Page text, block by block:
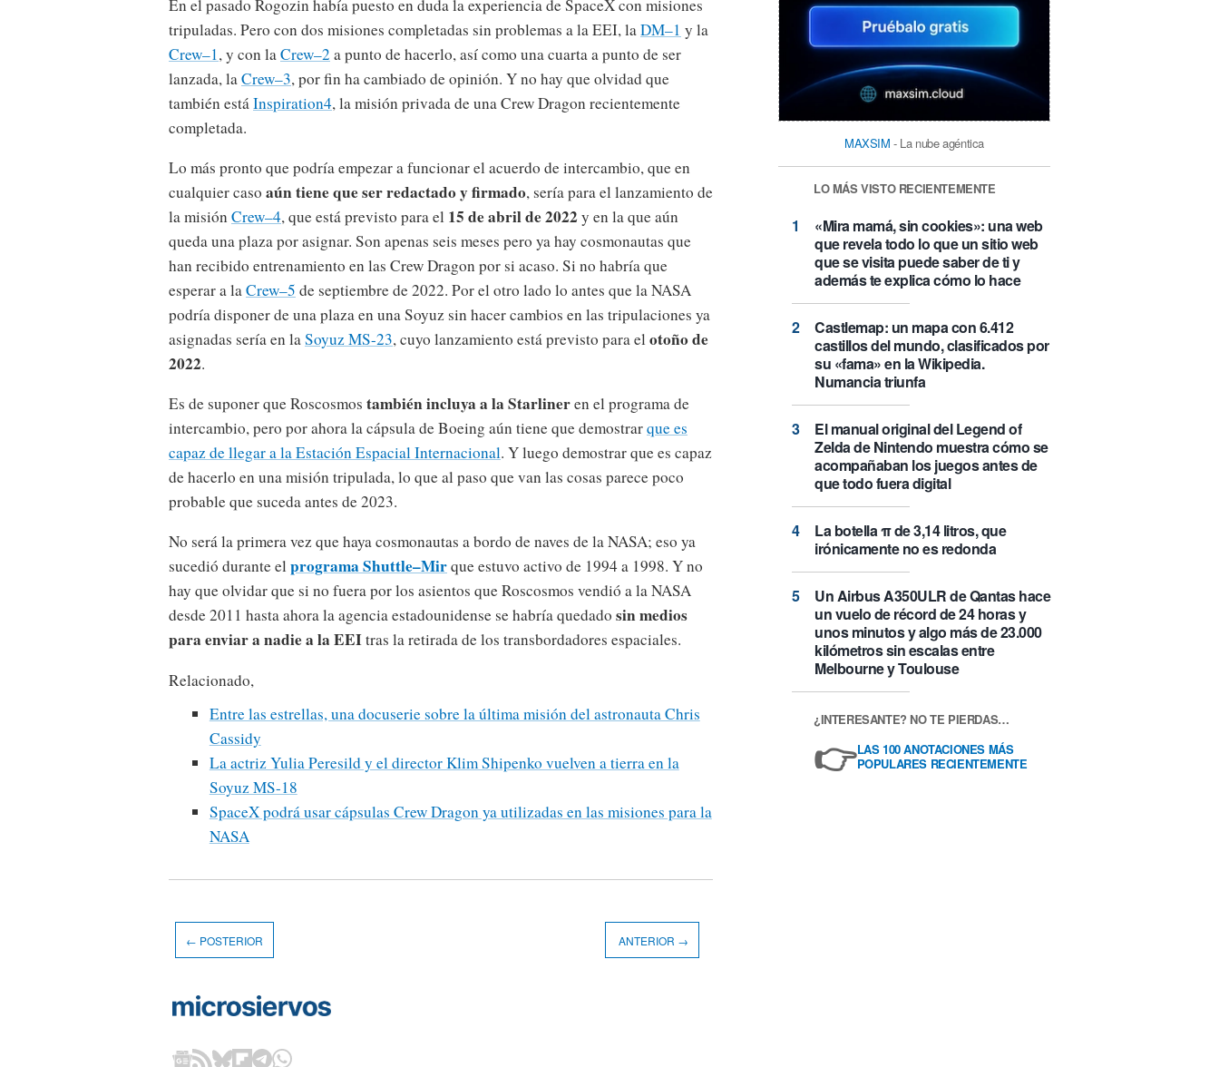
En el pasado Rogozin había puesto en duda la experiencia de SpaceX con misiones
tripuladas. Pero con dos misiones completadas sin problemas a la EEI, la DM–1 y la
Crew–1, y con la Crew–2 a punto de hacerlo, así como una cuarta a punto de ser
lanzada, la Crew–3, por fin ha cambiado de opinión. Y no hay que olvidad que
también está Inspiration4, la misión privada de una Crew Dragon recientemente
completada.
Lo más pronto que podría empezar a funcionar el acuerdo de intercambio, que en
cualquier caso aún tiene que ser redactado y firmado, sería para el lanzamiento de
la misiónCrew–4, que está previsto para el 15 de abril de 2022y en la que aún
queda una plaza por asignar. Son apenas seis meses pero ya hay cosmonautas que
han recibido entrenamiento en las Crew Dragon por si acaso. Si no habría que
esperar a laCrew–5 de septiembre de 2022. Por el otro lado lo antes que la NASA
podría disponer de una plaza en una Soyuz sin hacer cambios en las tripulaciones ya
asignadas sería en laSoyuz MS-23, cuyo lanzamiento está previsto para elotoño de
2022.
Es de suponer que Roscosmos también incluya a la Starlineren el programa de
intercambio, pero por ahora la cápsula de Boeing aún tiene que demostrarque es
capaz de llegar a la Estación Espacial Internacional. Y luego demostrar que es capaz
de hacerlo en una misión tripulada, lo que al paso que van las cosas parece poco
probable que suceda antes de 2023.
No será la primera vez que haya cosmonautas a bordo de naves de la NASA; eso ya
sucedió durante elprograma Shuttle–Mirque estuvo activo de 1994 a 1998. Y no
hay que olvidar que si no fuera por los asientos que Roscosmos vendió a la NASA
desde 2011 hasta ahora la agencia estadounidense se habría quedado sin medios
para enviar a nadie a la EEItras la retirada de los transbordadores espaciales.
Relacionado,
Entre las estrellas, una docuserie sobre la última misión del astronauta Chris
Cassidy
La actriz Yulia Peresild y el director Klim Shipenko vuelven a tierra en la
Soyuz MS-18
SpaceX podrá usar cápsulas Crew Dragon ya utilizadas en las misiones para la
NASA
MAXSIM - La nube agéntica
LO MÁS VISTO RECIENTEMENTE
«Mira mamá, sin cookies»: una web
que revela todo lo que un sitio web
que se visita puede saber de ti y
además te explica cómo lo hace
Castlemap: un mapa con 6.412
castillos del mundo, clasificados por
su «fama» en la Wikipedia.
Numancia triunfa
El manual original del Legend of
Zelda de Nintendo muestra cómo se
acompañaban los juegos antes de
que todo fuera digital
La botella π de 3,14 litros, que
irónicamente no es redonda
Un Airbus A350ULR de Qantas hace
un vuelo de récord de 24 horas y
unos minutos y algo más de 23.000
kilómetros sin escalas entre
Melbourne y Toulouse
¿INTERESANTE? NO TE PIERDAS…
👉LAS 100 ANOTACIONES MÁS
POPULARES RECIENTEMENTE
← POSTERIOR ANTERIOR →